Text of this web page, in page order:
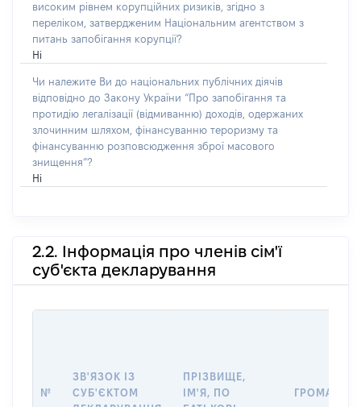
високим рівнем корупційних ризиків, згідно з
переліком, затвердженим Національним агентством з
питань запобігання корупції?
Ні
Чи належите Ви до національних публічних діячів
відповідно до Закону України “Про запобігання та
протидію легалізації (відмиванню) доходів, одержаних
злочинним шляхом, фінансуванню тероризму та
фінансуванню розповсюдження зброї масового
знищення”?
Ні
2.2. Інформація про членів сім'ї
суб'єкта декларування
№
ЗВ'ЯЗОК ІЗ
СУБ'ЄКТОМ
ПРІЗВИЩЕ,
ІМ'Я, ПО